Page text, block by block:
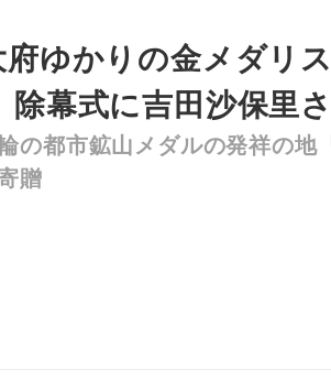
府ゆかりの金メダリ
幕式に吉田沙保里
の都市鉱山メダルの発祥の地
贈